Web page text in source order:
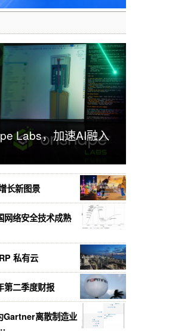
Labs，加速AI融入
长新图景
络安全技术成熟
私有云
二季度财报
离散制造业